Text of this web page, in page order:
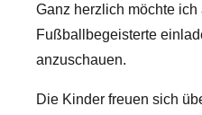
Ganz herzlich möchte ich
Fußballbegeisterte
anzuschauen.
Die Kinder freuen sich